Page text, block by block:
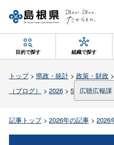
目的で探す 組織で探す
トップ> 県政・統計> 政策・財政 >
（ブログ）
> 2026> 5 広聴広報課
記事トップ> 2026年の記事> 2026